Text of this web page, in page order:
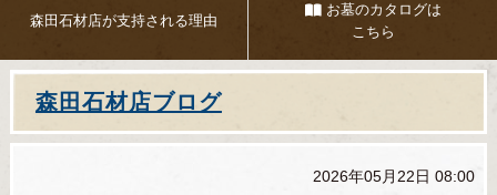
森田石材店が支持される理由
お墓のカタログは
こちら
森田石材店ブログ
2026年05月22日 08:00